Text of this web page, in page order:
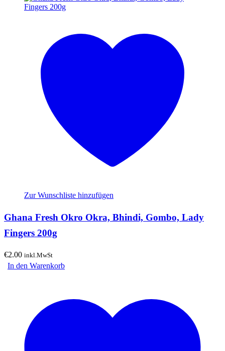
Zur Wunschliste hinzufügen
Ghana Fresh Okro Okra, Bhindi, Gombo, Lady
Fingers 200g
€2.00 inkl.MwSt
In den Warenkorb